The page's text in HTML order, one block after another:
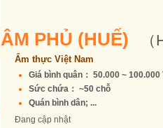
ÂM PHỦ (HUẾ)
Ẩm thực Việt Nam
Giá bình quân： 50.000 ~ 100.000
Sức chứa： ~50 chỗ
Quán bình dân; ...
Đang cập nhật